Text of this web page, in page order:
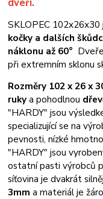
SKLOPEC 102x26x30
kočky a dalších
náklonu až 60°
při extremním sklonu
Rozměry 102 x 26 x
rukya pohodlnou
"HARDY" jsou
specializující se na
pevnosti, nízké
"HARDY" jsou
ostatní pasti výrobců
síťovina je dvakrát
3mm a materiál je